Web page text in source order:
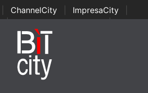
ChannelCity ImpresaCity
| Italian Channel Awards | Italian
Italian Security Awards